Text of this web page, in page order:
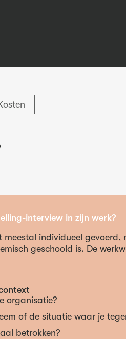
Kosten
interview in zijn werk?
meestal individueel gevoerd,
geschoold is. De
organisatie?
of de situatie waar je
betrokken?